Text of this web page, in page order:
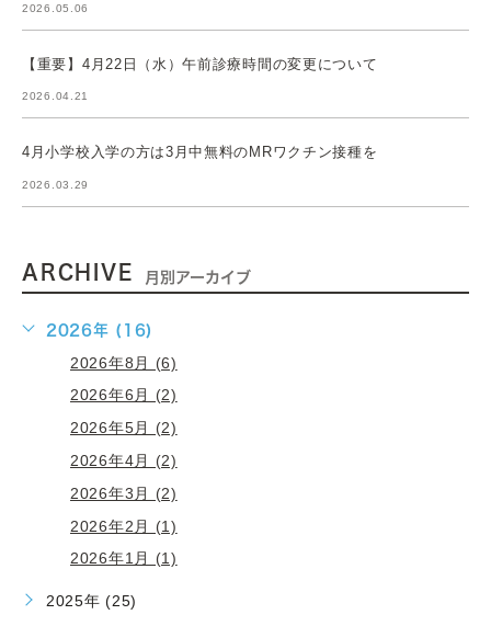
2026.05.06
【重要】4月22日（水）午前診療時間の変更について
2026.04.21
4月小学校入学の方は3月中無料のMRワクチン接種を
2026.03.29
ARCHIVE 月別アーカイブ
2026年 (16)
2026年8月 (6)
2026年6月 (2)
2026年5月 (2)
2026年4月 (2)
2026年3月 (2)
2026年2月 (1)
2026年1月 (1)
2025年 (25)